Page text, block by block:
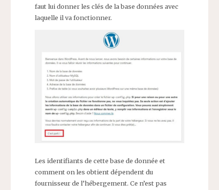
faut lui donner les clés de la base données avec
laquelle il va fonctionner.
Les identifiants de cette base de donnée et
comment on les obtient dépendent du
fournisseur de l’hébergement. Ce n’est pas